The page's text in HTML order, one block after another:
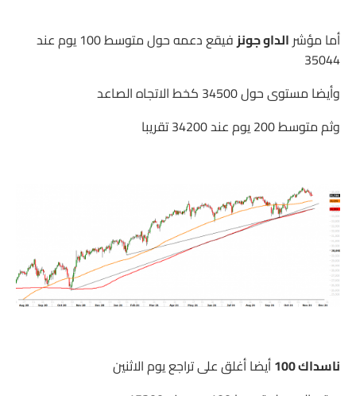
أما مؤشرالداو جونز
فيقع دعمه حول متوسط 100 يوم عند
35044
وأيضا مستوى حول 34500 كخط الاتجاه الصاعد
وثم متوسط 200 يوم عند 34200 تقريبا
ناسداك 100
أيضا أغلق على تراجع يوم الاثنين